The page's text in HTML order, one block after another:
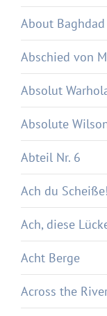
About Baghdad
Abschied von
Absolut
Absolute
Abteil Nr. 6
Ach du Scheiße!
Ach, diese
Acht Berge
Across the